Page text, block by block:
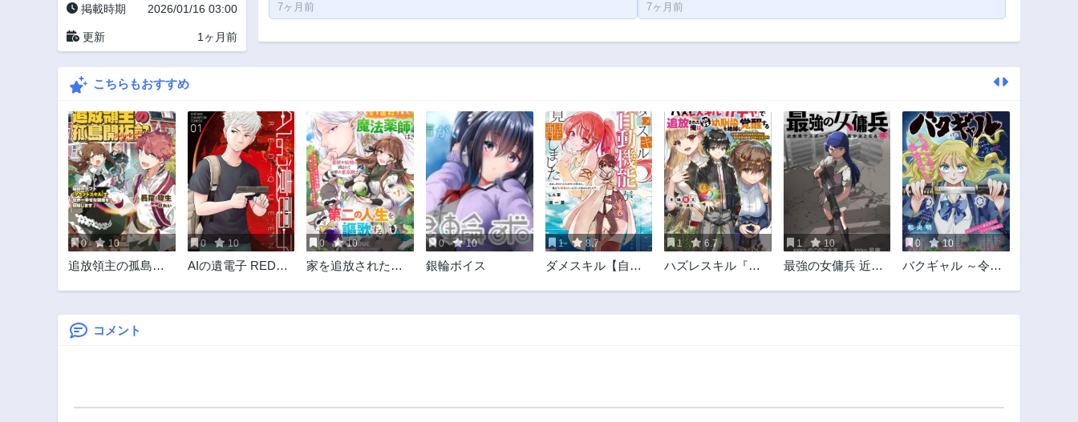
掲載時期 2026/01/16 03:00
更新 1ヶ月前
7ヶ月前 7ヶ月前
こちらもおすすめ
0 10
追放領主の孤島開
0 10
AIの遺電子 RED
0 10
家を追放された魔
密の薬草園で第二
0 10
銀輪ボイス
1 8.7
ダメスキル【自動
ドのスカウトの皆
1 6.7
ハズレスキル『ガ
幼馴染を絶縁し覚
1 10
最強の女傭兵 近未
0 10
バクギャル ～令和
コメント